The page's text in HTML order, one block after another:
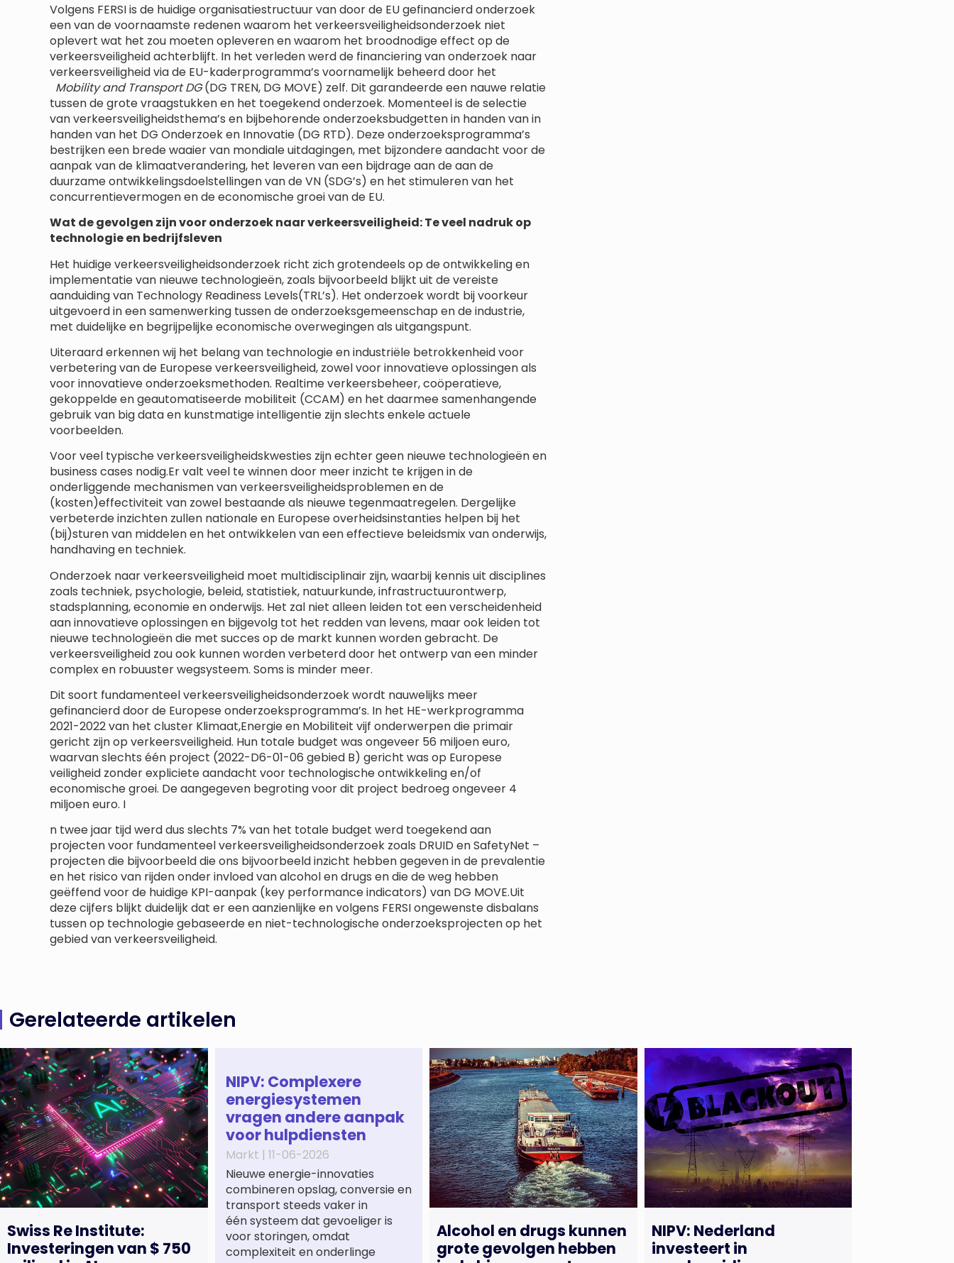
Volgens FERSI is de huidige organisatiestructuur van door de EU gefinancierd onderzoek
een van de voornaamste redenen waarom het verkeersveiligheidsonderzoek niet
oplevert wat het zou moeten opleveren en waarom het broodnodige effect op de
verkeersveiligheid achterblijft. In het verleden werd de financiering van onderzoek naar
verkeersveiligheid via de EU-kaderprogramma’s voornamelijk beheerd door het
Mobility and Transport DG(DG TREN, DG MOVE) zelf. Dit garandeerde een nauwe relatie
tussen de grote vraagstukken en het toegekend onderzoek. Momenteel is de selectie
van verkeersveiligheidsthema’s en bijbehorende onderzoeksbudgetten in handen van in
handen van het DG Onderzoek en Innovatie (DG RTD). Deze onderzoeksprogramma’s
bestrijken een brede waaier van mondiale uitdagingen, met bijzondere aandacht voor de
aanpak van de klimaatverandering, het leveren van een bijdrage aan de aan de
duurzame ontwikkelingsdoelstellingen van de VN (SDG’s) en het stimuleren van het
concurrentievermogen en de economische groei van de EU.
Wat de gevolgen zijn voor onderzoek naar verkeersveiligheid: Te veel nadruk op
technologie en bedrijfsleven
Het huidige verkeersveiligheidsonderzoek richt zich grotendeels op de ontwikkeling en
implementatie van nieuwe technologieën, zoals bijvoorbeeld blijkt uit de vereiste
aanduiding van Technology Readiness Levels(TRL’s). Het onderzoek wordt bij voorkeur
uitgevoerd in een samenwerking tussen de onderzoeksgemeenschap en de industrie,
met duidelijke en begrijpelijke economische overwegingen als uitgangspunt.
Uiteraard erkennen wij het belang van technologie en industriële betrokkenheid voor
verbetering van de Europese verkeersveiligheid, zowel voor innovatieve oplossingen als
voor innovatieve onderzoeksmethoden. Realtime verkeersbeheer, coöperatieve,
gekoppelde en geautomatiseerde mobiliteit (CCAM) en het daarmee samenhangende
gebruik van big data en kunstmatige intelligentie zijn slechts enkele actuele
voorbeelden.
Voor veel typische verkeersveiligheidskwesties zijn echter geen nieuwe technologieën en
business cases nodig.Er valt veel te winnen door meer inzicht te krijgen in de
onderliggende mechanismen van verkeersveiligheidsproblemen en de
(kosten)effectiviteit van zowel bestaande als nieuwe tegenmaatregelen. Dergelijke
verbeterde inzichten zullen nationale en Europese overheidsinstanties helpen bij het
(bij)sturen van middelen en het ontwikkelen van een effectieve beleidsmix van onderwijs,
handhaving en techniek.
Onderzoek naar verkeersveiligheid moet multidisciplinair zijn, waarbij kennis uit disciplines
zoals techniek, psychologie, beleid, statistiek, natuurkunde, infrastructuurontwerp,
stadsplanning, economie en onderwijs. Het zal niet alleen leiden tot een verscheidenheid
aan innovatieve oplossingen en bijgevolg tot het redden van levens, maar ook leiden tot
nieuwe technologieën die met succes op de markt kunnen worden gebracht. De
verkeersveiligheid zou ook kunnen worden verbeterd door het ontwerp van een minder
complex en robuuster wegsysteem. Soms is minder meer.
Dit soort fundamenteel verkeersveiligheidsonderzoek wordt nauwelijks meer
gefinancierd door de Europese onderzoeksprogramma’s. In het HE-werkprogramma
2021-2022 van het cluster Klimaat,Energie en Mobiliteit vijf onderwerpen die primair
gericht zijn op verkeersveiligheid. Hun totale budget was ongeveer 56 miljoen euro,
waarvan slechts één project (2022-D6-01-06 gebied B) gericht was op Europese
veiligheid zonder expliciete aandacht voor technologische ontwikkeling en/of
economische groei. De aangegeven begroting voor dit project bedroeg ongeveer 4
miljoen euro. I
n twee jaar tijd werd dus slechts 7% van het totale budget werd toegekend aan
projecten voor fundamenteel verkeersveiligheidsonderzoek zoals DRUID en SafetyNet –
projecten die bijvoorbeeld die ons bijvoorbeeld inzicht hebben gegeven in de prevalentie
en het risico van rijden onder invloed van alcohol en drugs en die de weg hebben
geëffend voor de huidige KPI-aanpak (key performance indicators) van DG MOVE.Uit
deze cijfers blijkt duidelijk dat er een aanzienlijke en volgens FERSI ongewenste disbalans
tussen op technologie gebaseerde en niet-technologische onderzoeksprojecten op het
gebied van verkeersveiligheid.
Gerelateerde artikelen
Swiss Re Institute:
Investeringen van $ 750
NIPV: Complexere
energiesystemen
vragen andere aanpak
voor hulpdiensten
Markt | 11-06-2026
Nieuwe energie-innovaties
combineren opslag, conversie en
transport steeds vaker in
één systeem dat gevoeliger is
voor storingen, omdat
complexiteit en onderlinge
Alcohol en drugs kunnen
grote gevolgen hebben
NIPV: Nederland
investeert in